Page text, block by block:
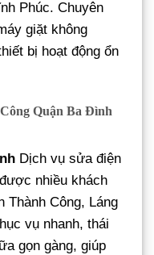
Phúc. Chuyên
giặt không
bị hoạt động ổn
Quận Ba Đình
Dịch vụ sửa điện
nhiều khách
Thành Công, Láng
vụ nhanh, thái
gọn gàng, giúp